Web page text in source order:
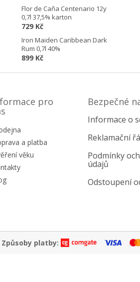
Flor de Caňa Centenario 12y
0,7l 37,5% karton
729 Kč
Iron Maiden Caribbean Dark
Rum 0,7l 40%
899 Kč
pro
a platba
věku
Bezpečné
Informace o
Reklamační
Podmínky
údajů
Odstoupení
Způsoby platby: